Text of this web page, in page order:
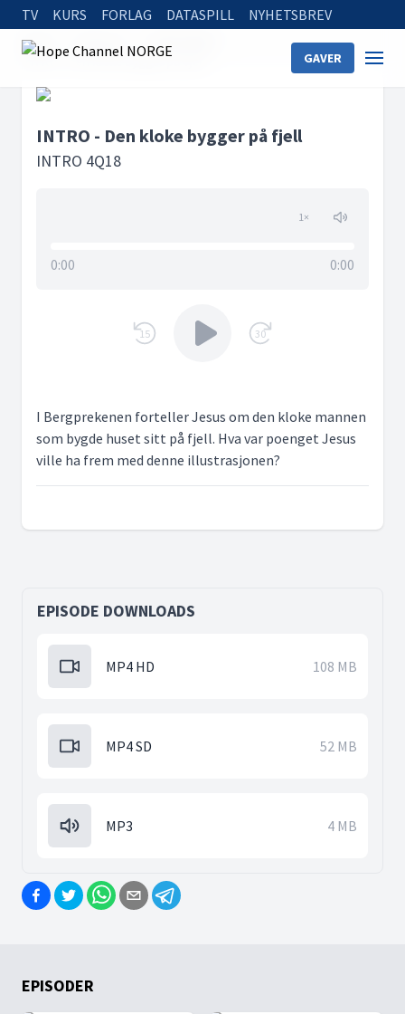
TV KURS FORLAG DATASPILL NYHETSBREV
GAVER
Home
INTRO - Den kloke bygger på fjell
INTRO - Den kloke bygger på fjell
INTRO 4Q18
1×
0:00 0:00
15 30
I Bergprekenen forteller Jesus om den kloke mannen
som bygde huset sitt på fjell. Hva var poenget Jesus
ville ha frem med denne illustrasjonen?
EPISODE DOWNLOADS
MP4 HD 108 MB
MP4 SD 52 MB
MP3 4 MB
EPISODER